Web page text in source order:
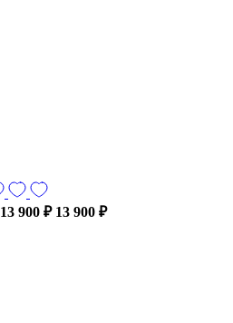
13 900 ₽ 13 900 ₽